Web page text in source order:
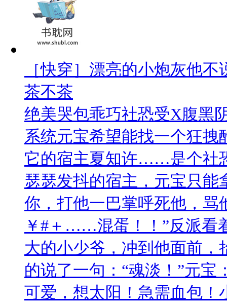
［快穿］漂亮的小炮灰他不
茶不茶
绝美哭包乖巧社恐受X腹黑
系统元宝希望能找一个狂
它的宿主夏知许……是个社
瑟瑟发抖的宿主，元宝只能
你，打他一巴掌呼死他，
￥#＋……混蛋！！”反派看
大的小少爷，冲到他面前
的说了一句：“魂淡！”元
可爱，想太阳！急需血包